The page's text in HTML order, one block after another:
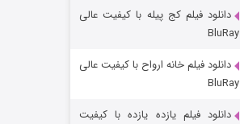
خاندان اژدها فصل ۳
دانلود فیلم کج‌ پیله با کیفیت عالی
BluRay
دانلود فیلم خانه ارواح با کیفیت عالی
BluRay
دانلود فیلم یازده یازده با کیفیت